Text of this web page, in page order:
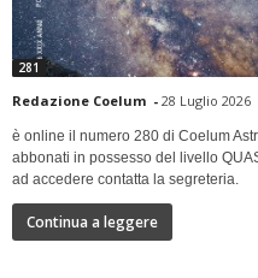
281
Redazione Coelum - 28 Luglio 2026
è online il numero 280 di Coelum
abbonati in possesso del livello
ad accedere contatta la segreteria.
Continua a leggere